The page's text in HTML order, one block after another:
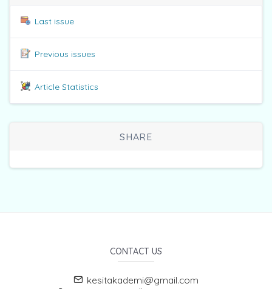
Last issue
Previous issues
Article Statistics
SHARE
CONTACT US
kesitakademi@gmail.com